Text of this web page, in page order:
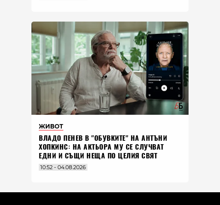
ЖИВОТ
ВЛАДO ПЕНЕВ В "ОБУВКИТЕ" НА АНТЪНИ
ХОПКИНС: НА АКТЬОРА МУ СЕ СЛУЧВАТ
ЕДНИ И СЪЩИ НЕЩА ПО ЦЕЛИЯ СВЯТ
10:52 - 04.08.2026